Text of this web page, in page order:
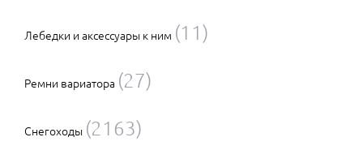
Лебедки и аксессуары к ним (11)
Ремни вариатора (27)
Снегоходы (2163)